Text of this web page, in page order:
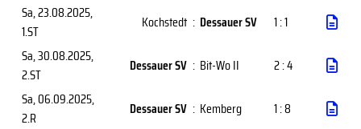
Sa, 23.08.2025,
1.ST
Kochstedt : Dessauer SV
1 : 1
Sa, 30.08.2025,
2.ST
Dessauer SV : Bit-Wo II
2 : 4
Sa, 06.09.2025,
2.R
Dessauer SV : Kemberg
1 : 8